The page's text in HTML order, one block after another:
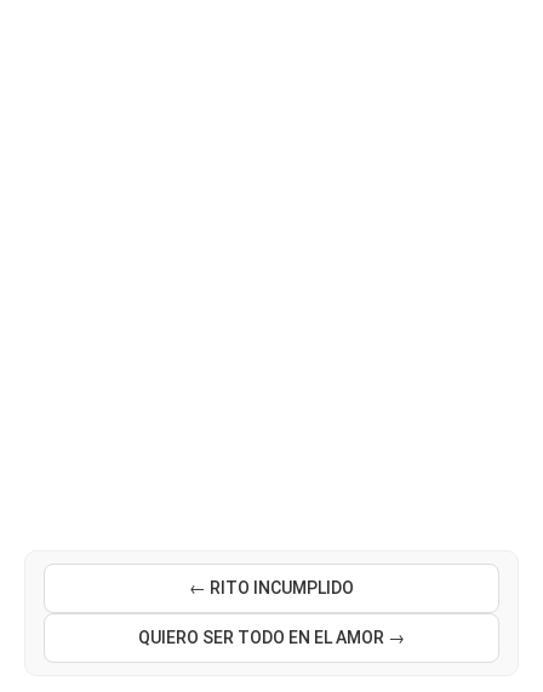
← RITO INCUMPLIDO
QUIERO SER TODO EN EL AMOR →